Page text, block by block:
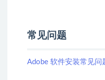
常见问题
Adobe 软件安装常见问